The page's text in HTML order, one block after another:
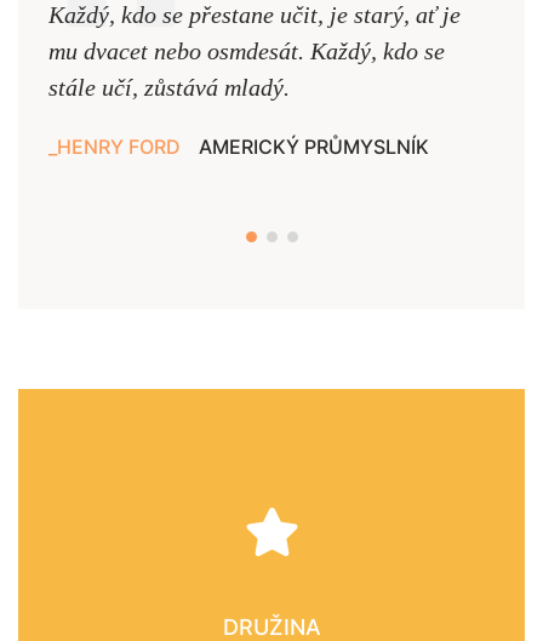
Každý, kdo se přestane učit, je starý, ať je
mu dvacet nebo osmdesát. Každý, kdo se
stále učí, zůstává mladý.
HENRY FORD AMERICKÝ PRŮMYSLNÍK
DRUŽINA